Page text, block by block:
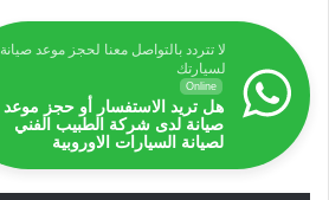
لا تتردد بالتواصل معنا لحجز موعد صيانة
لسيارتك
Online
هل تريد الاستفسار أو حجز موعد
صيانة لدى شركة الطبيب الفني
لصيانة السيارات الاوروبية